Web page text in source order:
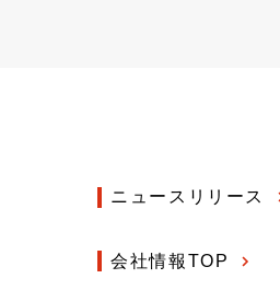
ニュースリリース
会社情報TOP